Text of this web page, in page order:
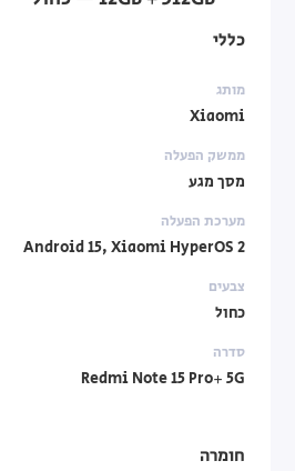
כללי
מותג
Xiaomi
ממשק הפעלה
מסך מגע
מערכת הפעלה
Android 15, Xiaomi HyperOS 2
צבעים
כחול
סדרה
Redmi Note 15 Pro+ 5G
חומרה